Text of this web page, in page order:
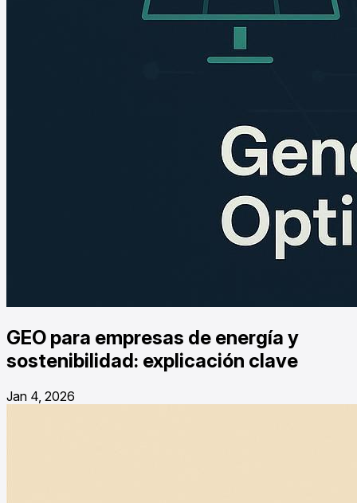
GEO para empresas de energía y
sostenibilidad: explicación clave
Jan 4, 2026